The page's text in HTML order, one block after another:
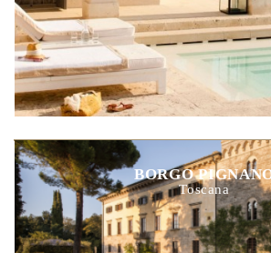
BORGO
Toscana